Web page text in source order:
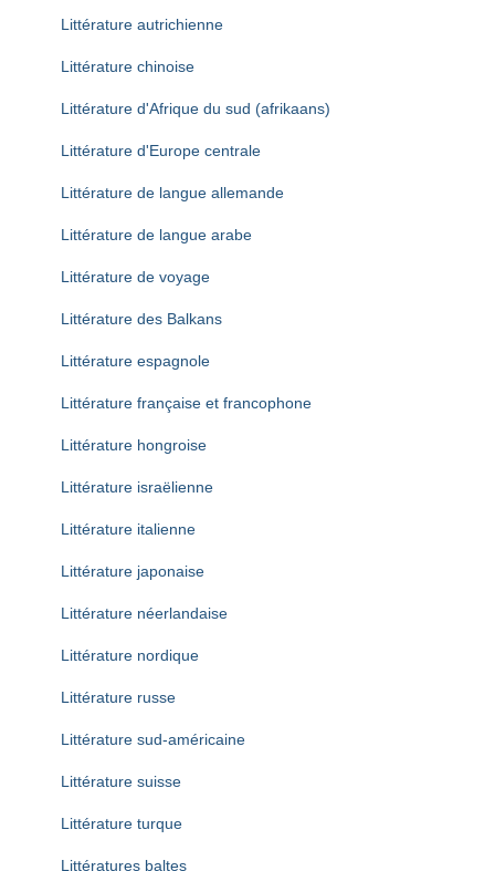
Littérature autrichienne
Littérature chinoise
Littérature d'Afrique du sud (afrikaans)
Littérature d'Europe centrale
Littérature de langue allemande
Littérature de langue arabe
Littérature de voyage
Littérature des Balkans
Littérature espagnole
Littérature française et francophone
Littérature hongroise
Littérature israëlienne
Littérature italienne
Littérature japonaise
Littérature néerlandaise
Littérature nordique
Littérature russe
Littérature sud-américaine
Littérature suisse
Littérature turque
Littératures baltes